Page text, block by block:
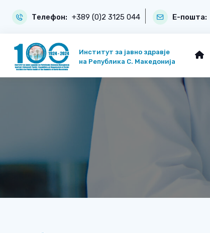
Телефон: +389 (0)2 3125 044 Е-пошта:
Институт за јавно здравје
на Република С. Македонија